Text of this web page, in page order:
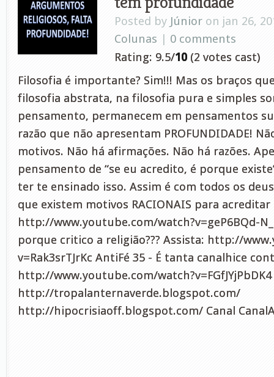
Posted by Júnior on jan 26,
Colunas | 0 comments
Rating: 9.5/10 (2 votes cast)
Filosofia é importante? Sim!!! Mas os braços
filosofia abstrata, na filosofia pura e simples
pensamento, permanecem em pensamentos
razão que não apresentam PROFUNDIDADE!
motivos. Não há afirmações. Não há razões.
pensamento de “se eu acredito, é porque
ter te ensinado isso. Assim é com todos os
que existem motivos RACIONAIS para acreditar
http://www.youtube.com/watch?v=geP6BQd-
porque critico a religião??? Assista: http://
v=Rak3srTJrKc AntiFé 35 - É tanta canalhice
http://www.youtube.com/
http://tropalanternaverde.blogspot.com/
http://hipocrisiaoff.blogspot.com/ Canal